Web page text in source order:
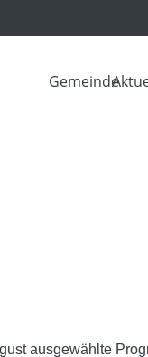
Gemeinde
ausgewählte